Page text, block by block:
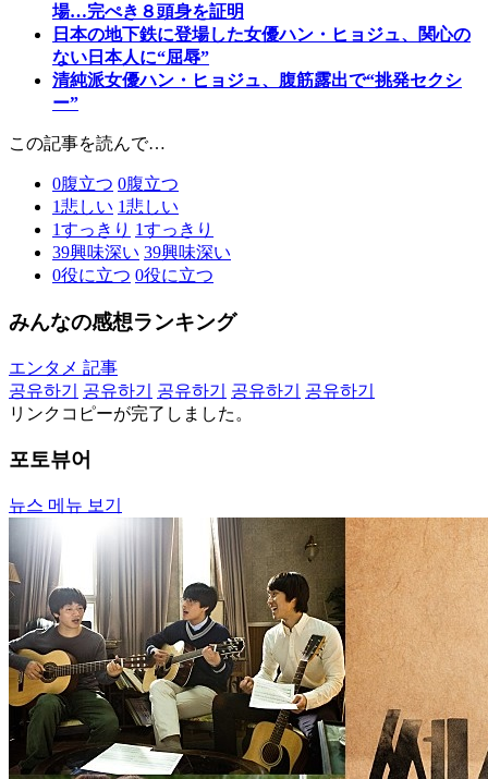
場…完ぺき８頭身を証明
日本の地下鉄に登場した女優ハン・ヒョジュ、関心の
ない日本人に“屈辱”
清純派女優ハン・ヒョジュ、腹筋露出で“挑発セクシ
ー”
この記事を読んで…
0腹立つ 0腹立つ
1悲しい 1悲しい
1すっきり 1すっきり
39興味深い 39興味深い
0役に立つ 0役に立つ
みんなの感想ランキング
エンタメ 記事
공유하기
공유하기 공유하기 공유하기
공유하기
リンクコピーが完了しました。
포토뷰어
뉴스 메뉴 보기